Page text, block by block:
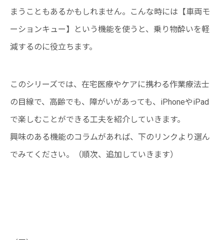
まうこともあるかもしれません。こんな時には【車両モ
ーションキュー】という機能を使うと、乗り物酔いを軽
減するのに役立ちます。
このシリーズでは、在宅医療やケアに携わる作業療法士
の目線で、高齢でも、障がいがあっても、iPhoneやiPad
で楽しむことができる工夫を紹介していきます。
興味のある機能のコラムがあれば、下のリンクより選ん
でみてください。（順次、追加していきます）